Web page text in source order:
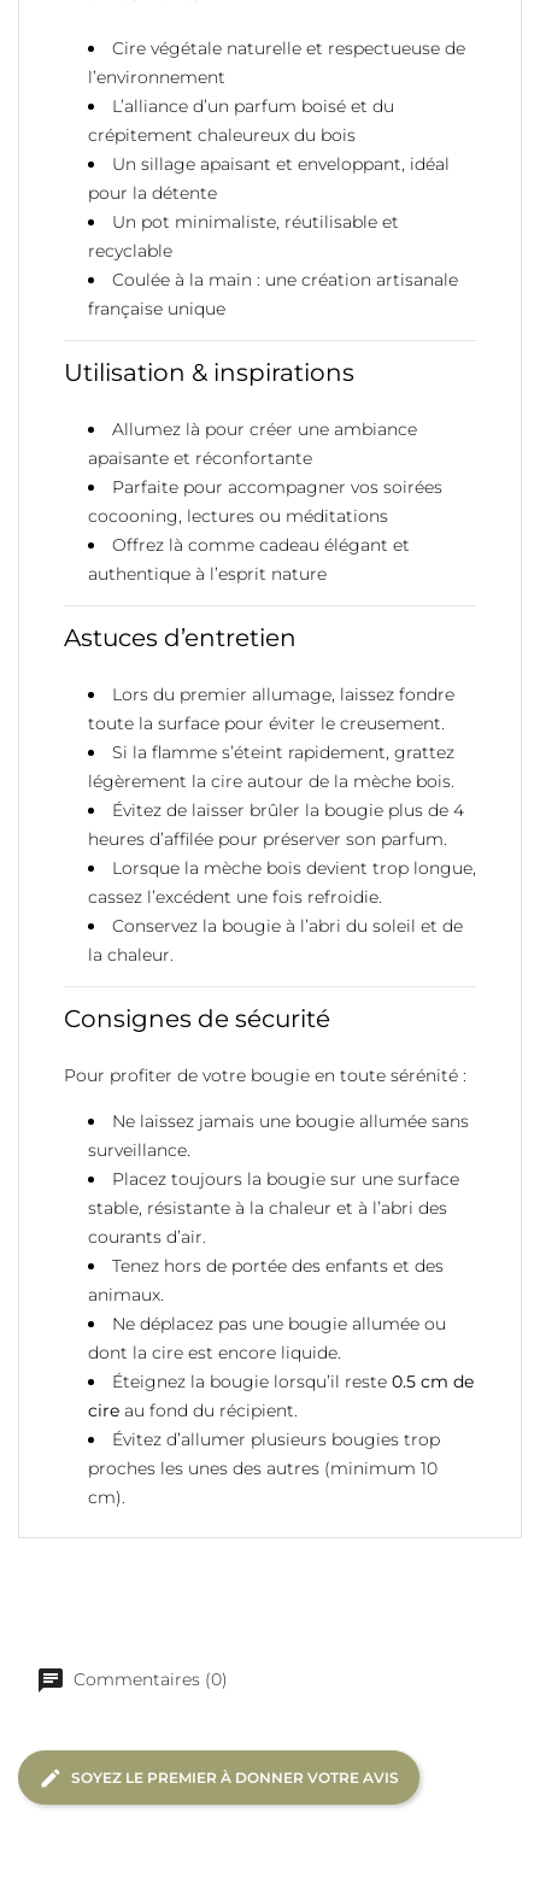
Cire végétale naturelle et respectueuse de
l’environnement
L’alliance d’un parfum boisé et du
crépitement chaleureux du bois
Un sillage apaisant et enveloppant, idéal
pour la détente
Un pot minimaliste, réutilisable et
recyclable
Coulée à la main : une création artisanale
française unique
Utilisation & inspirations
Allumez là pour créer une ambiance
apaisante et réconfortante
Parfaite pour accompagner vos soirées
cocooning, lectures ou méditations
Offrez là comme cadeau élégant et
authentique à l’esprit nature
Astuces d’entretien
Lors du premier allumage, laissez fondre
toute la surface pour éviter le creusement.
Si la flamme s’éteint rapidement, grattez
légèrement la cire autour de la mèche bois.
Évitez de laisser brûler la bougie plus de 4
heures d’affilée pour préserver son parfum.
Lorsque la mèche bois devient trop longue,
cassez l’excédent une fois refroidie.
Conservez la bougie à l’abri du soleil et de
la chaleur.
Consignes de sécurité
Pour profiter de votre bougie en toute sérénité :
Ne laissez jamais une bougie allumée sans
surveillance.
Placez toujours la bougie sur une surface
stable, résistante à la chaleur et à l’abri des
courants d’air.
Tenez hors de portée des enfants et des
animaux.
Ne déplacez pas une bougie allumée ou
dont la cire est encore liquide.
Éteignez la bougie lorsqu’il reste 0.5 cm de
cire au fond du récipient.
Évitez d’allumer plusieurs bougies trop
proches les unes des autres (minimum 10
cm).
Commentaires (0)
SOYEZ LE PREMIER À DONNER VOTRE AVIS